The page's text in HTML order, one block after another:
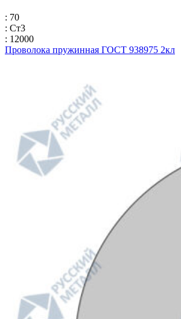
: 70
: Ст3
: 12000
Проволока пружинная ГОСТ 938975 2кл